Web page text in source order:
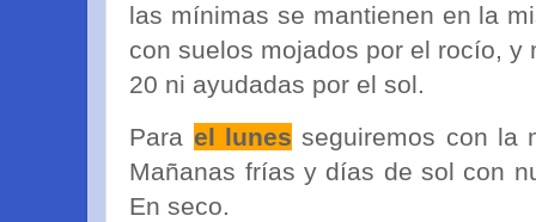
las mínimas se mantienen en la
con suelos mojados por el rocío,
20 ni ayudadas por el sol.
Para el lunes seguiremos con la
Mañanas frías y días de sol con
En seco.